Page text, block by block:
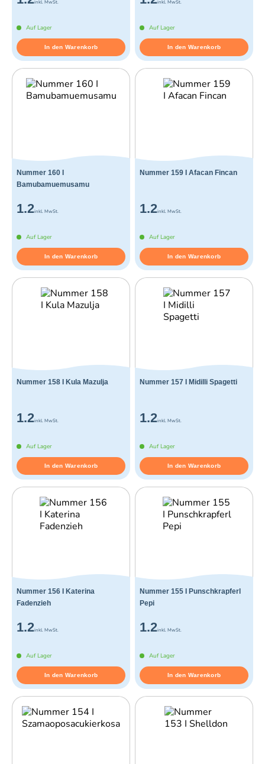
inkl. MwSt.
Auf Lager
In den Warenkorb
inkl. MwSt.
Auf Lager
In den Warenkorb
Nummer 160 I
Bamubamuemusamu
1.2inkl. MwSt.
Auf Lager
In den Warenkorb
Nummer 159 I Afacan Fincan
1.2inkl. MwSt.
Auf Lager
In den Warenkorb
Nummer 158 I Kula Mazulja
1.2inkl. MwSt.
Auf Lager
In den Warenkorb
Nummer 157 I Midilli Spagetti
1.2inkl. MwSt.
Auf Lager
In den Warenkorb
Nummer 156 I Katerina
Fadenzieh
1.2inkl. MwSt.
Auf Lager
In den Warenkorb
Nummer 155 I Punschkrapferl
Pepi
1.2inkl. MwSt.
Auf Lager
In den Warenkorb